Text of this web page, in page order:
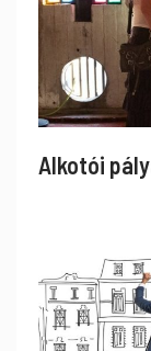
Alkotói